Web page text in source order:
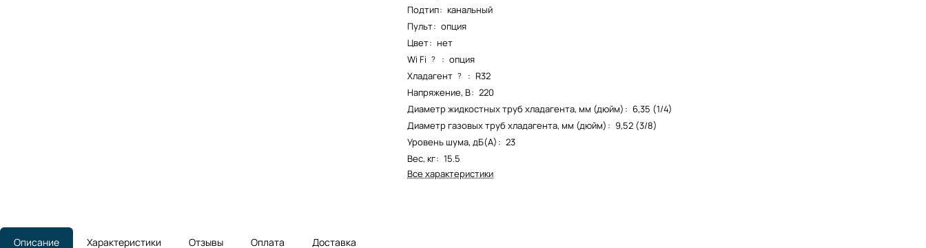
Подтип: канальный
Пульт: опция
Цвет: нет
Wi Fi ? : опция
Хладагент ? : R32
Напряжение, В: 220
Диаметр жидкостных труб хладагента, мм (дюйм) : 6,35 (1/4)
Диаметр газовых труб хладагента, мм (дюйм) : 9,52 (3/8)
Уровень шума, дБ(А) : 23
Вес, кг: 15.5
Все характеристики
Описание Характеристики Отзывы Оплата Доставка